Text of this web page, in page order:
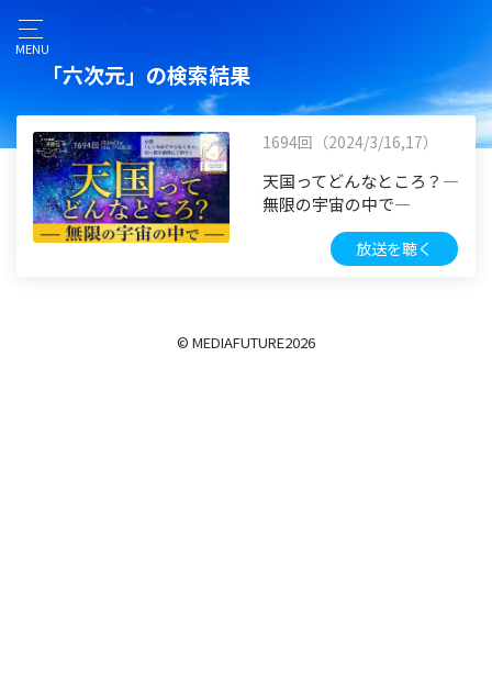
MENU
「六次元」の検索結果
1694回（2024/3/16,17）
天国ってどんなところ？―
無限の宇宙の中で―
放送を聴く
© MEDIAFUTURE2026